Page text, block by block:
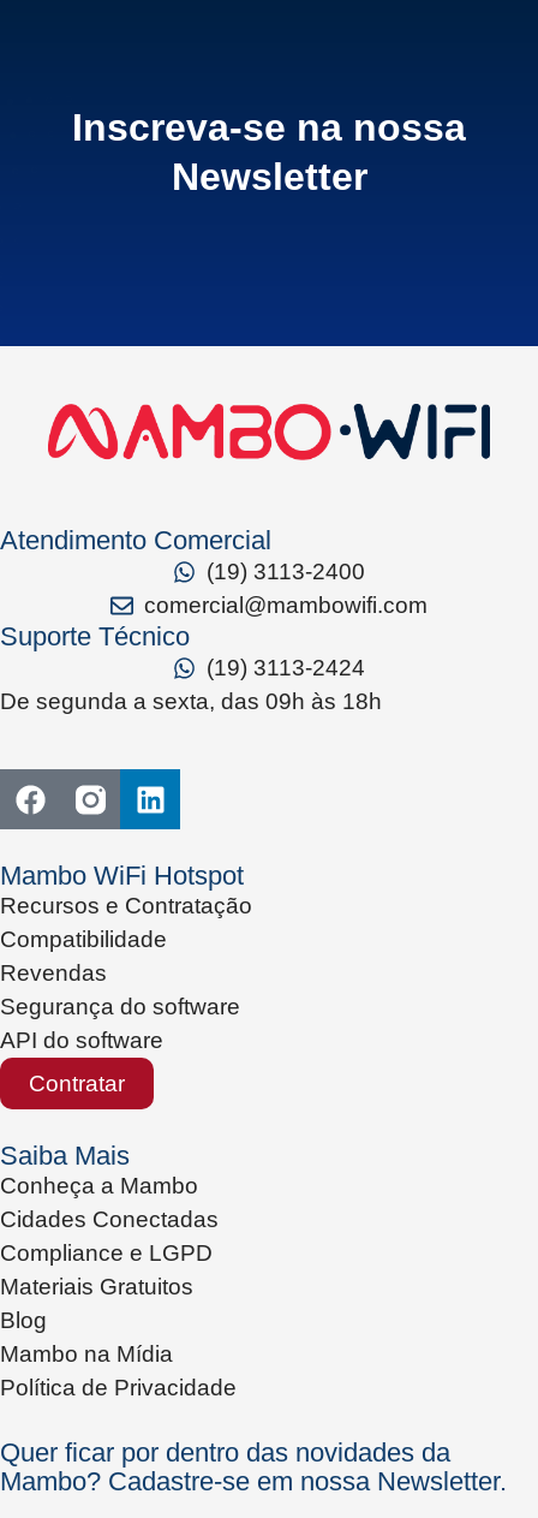
Inscreva-se na nossa
Newsletter
Atendimento Comercial
(19) 3113-2400
comercial@mambowifi.com
Suporte Técnico
(19) 3113-2424
De segunda a sexta, das 09h às 18h
Mambo WiFi Hotspot
Recursos e Contratação
Compatibilidade
Revendas
Segurança do software
API do software
Contratar
Saiba Mais
Conheça a Mambo
Cidades Conectadas
Compliance e LGPD
Materiais Gratuitos
Blog
Mambo na Mídia
Política de Privacidade
Quer ficar por dentro das novidades da
Mambo? Cadastre-se em nossa Newsletter.